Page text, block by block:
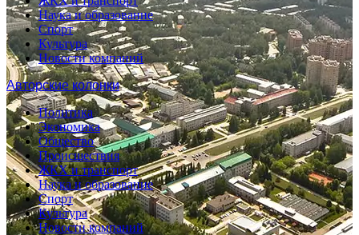
Наука и образование
Спорт
Культура
Новости компаний
Авторские колонки
Политика
Экономика
Общество
Происшествия
ЖКХ и транспорт
Наука и образование
Спорт
Культура
Новости компаний